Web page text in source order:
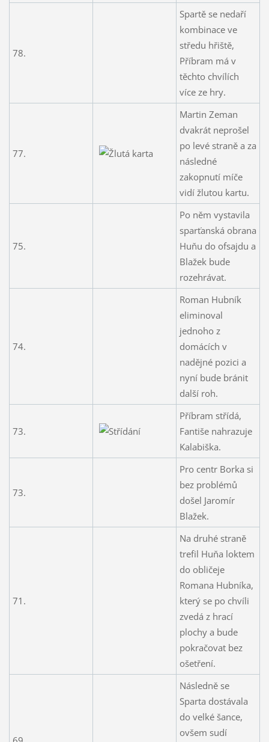
78.
Spartě se nedaří
kombinace ve
středu hřiště,
Příbram má v
těchto chvílích
více ze hry.
77.
Martin Zeman
dvakrát neprošel
po levé straně a za
následné
zakopnutí míče
vidí žlutou kartu.
75.
Po něm vystavila
sparťanská obrana
Huňu do ofsajdu a
Blažek bude
rozehrávat.
74.
Roman Hubník
eliminoval
jednoho z
domácích v
nadějné pozici a
nyní bude bránit
další roh.
73.
Příbram střídá,
Fantiše nahrazuje
Kalabiška.
73.
Pro centr Borka si
bez problémů
došel Jaromír
Blažek.
71.
Na druhé straně
trefil Huňa loktem
do obličeje
Romana Hubníka,
který se po chvíli
zvedá z hrací
plochy a bude
pokračovat bez
ošetření.
Následně se
Sparta dostávala
do velké šance,
ovšem sudí